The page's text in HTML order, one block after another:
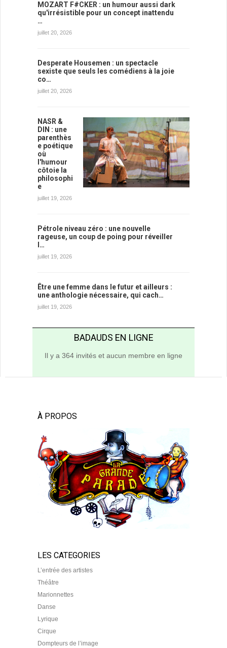
MOZART F#CKER : un humour aussi dark
qu'irrésistible pour un concept inattendu
…
juillet 20, 2026
Desperate Housemen : un spectacle
sexiste que seuls les comédiens à la joie
co…
juillet 20, 2026
NASR &
DIN : une
parenthès
e poétique
où
l'humour
côtoie la
philosophi
e
juillet 19, 2026
Pétrole niveau zéro : une nouvelle
rageuse, un coup de poing pour réveiller
l…
juillet 19, 2026
Être une femme dans le futur et ailleurs :
une anthologie nécessaire, qui cach…
juillet 19, 2026
BADAUDS EN LIGNE
Il y a 364 invités et aucun membre en ligne
À PROPOS
LES CATEGORIES
L’entrée des artistes
Théâtre
Marionnettes
Danse
Lyrique
Cirque
Dompteurs de l’image